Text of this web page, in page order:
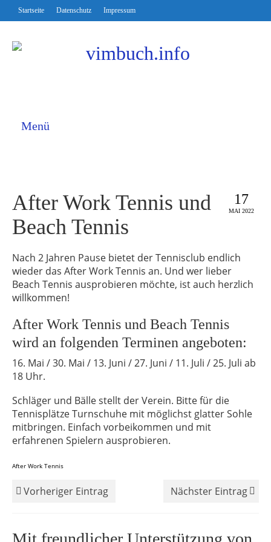
Startseite Datenschutz Impressum
Menü
17
MAI 2022
After Work Tennis und
Beach Tennis
Nach 2 Jahren Pause bietet der Tennisclub endlich
wieder das After Work Tennis an. Und wer lieber
Beach Tennis ausprobieren möchte, ist auch herzlich
willkommen!
After Work Tennis und Beach Tennis
wird an folgenden Terminen angeboten:
16. Mai / 30. Mai / 13. Juni / 27. Juni / 11. Juli / 25. Juli ab
18 Uhr.
Schläger und Bälle stellt der Verein. Bitte für die
Tennisplätze Turnschuhe mit möglichst glatter Sohle
mitbringen. Einfach vorbeikommen und mit
erfahrenen Spielern ausprobieren.
After Work Tennis
Vorheriger Eintrag Nächster Eintrag